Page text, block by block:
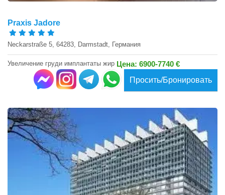
Praxis Jadore
Neckarstraße 5, 64283, Darmstadt, Германия
Увеличение груди имплантаты жир Цена: 6900-7740 €
Просить/Бронировать